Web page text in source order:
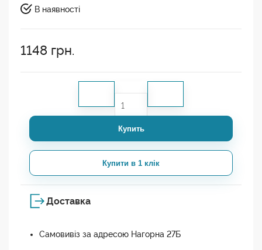
В наявності
1148 грн.
Купить
Купити в 1 клік
Доставка
Самовивіз за адресою Нагорна 27Б